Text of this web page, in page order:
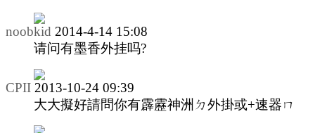
noobkid 2014-4-14 15:08
请问有墨香外挂吗?
CPII 2013-10-24 09:39
大大擬好請問你有霹靂神洲ㄉ外掛或+速器ㄇ